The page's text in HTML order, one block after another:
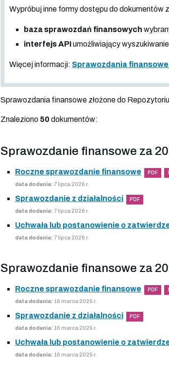
Wypróbuj inne formy dostępu do
baza sprawozdań finansowych
interfejs APIumożliwiający
Więcej informacji: Sprawozdania finansowe
Sprawozdania finansowe złożone do
Znaleziono 50 dokumentów:
Sprawozdanie finansowe za
Roczne sprawozdanie finansowe PDF
data dodania: 7 lipca 2026 r.
Sprawozdanie z działalności PDF
data dodania: 7 lipca 2026 r.
Uchwała lub postanowienie o
data dodania: 7 lipca 2026 r.
Sprawozdanie finansowe za
Roczne sprawozdanie finansowe PDF
data dodania: 16 marca 2025 r.
Sprawozdanie z działalności PDF
data dodania: 16 marca 2025 r.
Uchwała lub postanowienie o
data dodania: 16 marca 2025 r.